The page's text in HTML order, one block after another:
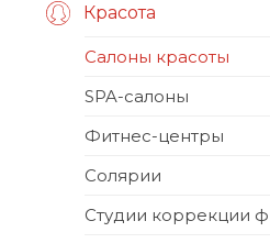
Красота
Салоны красоты
SPA-салоны
Фитнес-центры
Солярии
Студии коррекции